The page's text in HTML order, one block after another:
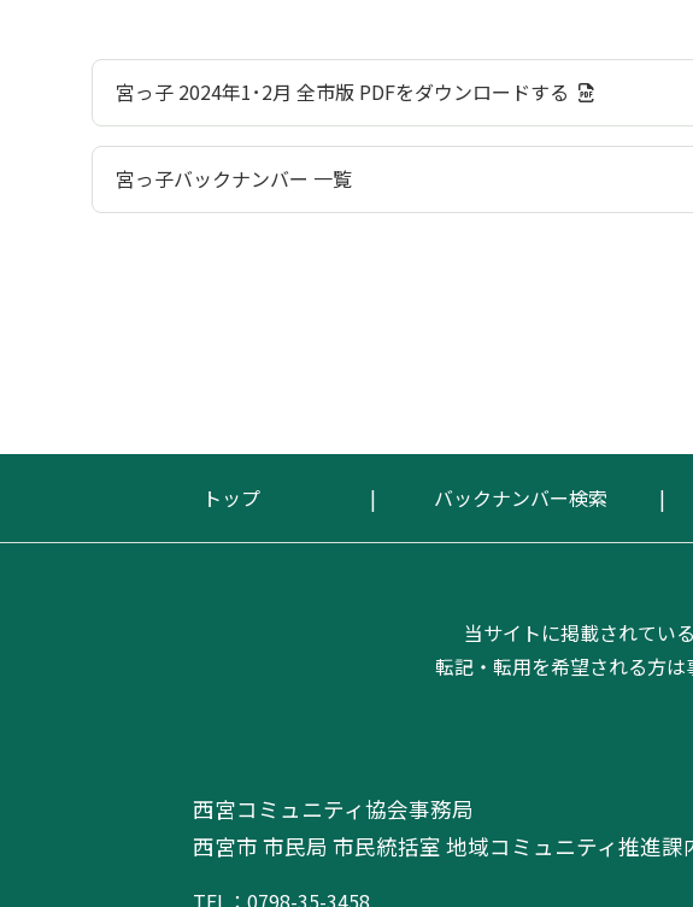
宮っ子 2024年1･2月 全市版 PDFをダウンロードする
宮っ子バックナンバー 一覧
トップ バックナンバー検索
当サイトに掲載されてい
転記・転用を希望される方は
西宮コミュニティ協会事務局
西宮市 市民局 市民統括室 地域コミュニティ推進課
TEL：0798-35-3458